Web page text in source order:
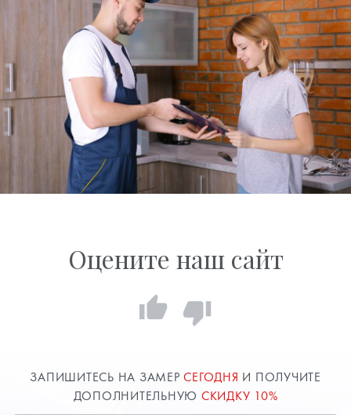
Оцените наш сайт
ЗАПИШИТЕСЬ НА ЗАМЕРСЕГОДНЯ И ПОЛУЧИТЕ
ДОПОЛНИТЕЛЬНУЮ СКИДКУ 10%